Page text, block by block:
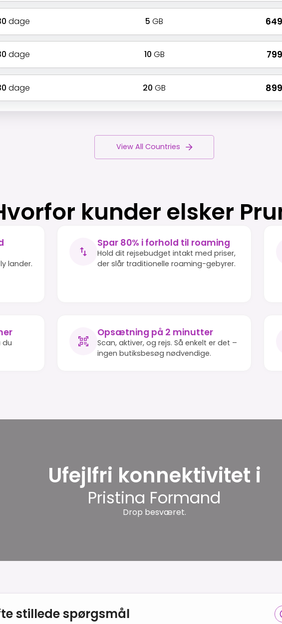
dage 5 GB ₹
dage 10 GB ₹
dage 20 GB ₹
View All Countries
kunder elsker
lander.
Spar 80% i forhold til roaming
Hold dit rejsebudget intakt med priser,
der slår traditionelle roaming-gebyrer.
du
Opsætning på 2 minutter
Scan, aktiver, og rejs. Så enkelt er det –
ingen butiksbesøg nødvendige.
Ufejlfri konnektivitet i
Pristina Formand
Drop besværet.
stillede spørgsmål